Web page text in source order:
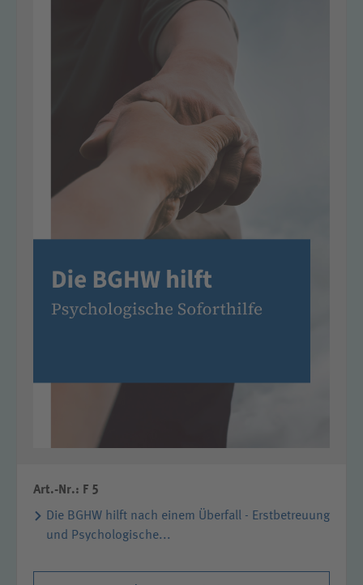
Art.-Nr.: F 5
Die BGHW hilft nach einem Überfall - Erstbetreuung
und Psychologische...